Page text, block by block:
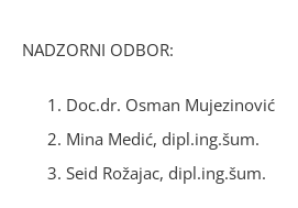
NADZORNI ODBOR:
Doc.dr. Osman Mujezinović
Mina Medić, dipl.ing.šum.
Seid Rožajac, dipl.ing.šum.